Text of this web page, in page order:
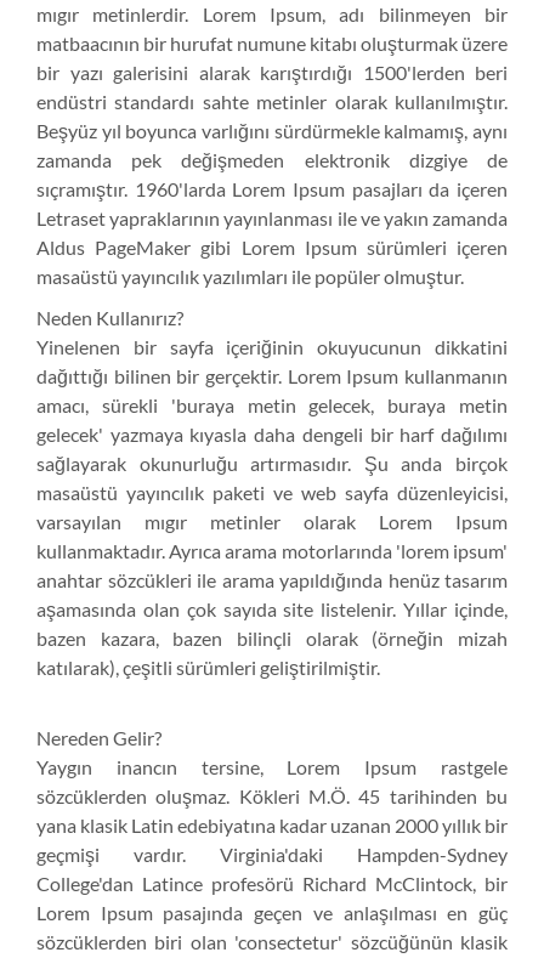
mıgır metinlerdir. Lorem Ipsum, adı bilinmeyen bir
matbaacının bir hurufat numune kitabı oluşturmak üzere
bir yazı galerisini alarak karıştırdığı 1500'lerden beri
endüstri standardı sahte metinler olarak kullanılmıştır.
Beşyüz yıl boyunca varlığını sürdürmekle kalmamış, aynı
zamanda pek değişmeden elektronik dizgiye de
sıçramıştır. 1960'larda Lorem Ipsum pasajları da içeren
Letraset yapraklarının yayınlanması ile ve yakın zamanda
Aldus PageMaker gibi Lorem Ipsum sürümleri içeren
masaüstü yayıncılık yazılımları ile popüler olmuştur.
Neden Kullanırız?
Yinelenen bir sayfa içeriğinin okuyucunun dikkatini
dağıttığı bilinen bir gerçektir. Lorem Ipsum kullanmanın
amacı, sürekli 'buraya metin gelecek, buraya metin
gelecek' yazmaya kıyasla daha dengeli bir harf dağılımı
sağlayarak okunurluğu artırmasıdır. Şu anda birçok
masaüstü yayıncılık paketi ve web sayfa düzenleyicisi,
varsayılan mıgır metinler olarak Lorem Ipsum
kullanmaktadır. Ayrıca arama motorlarında 'lorem ipsum'
anahtar sözcükleri ile arama yapıldığında henüz tasarım
aşamasında olan çok sayıda site listelenir. Yıllar içinde,
bazen kazara, bazen bilinçli olarak (örneğin mizah
katılarak), çeşitli sürümleri geliştirilmiştir.
Nereden Gelir?
Yaygın inancın tersine, Lorem Ipsum rastgele
sözcüklerden oluşmaz. Kökleri M.Ö. 45 tarihinden bu
yana klasik Latin edebiyatına kadar uzanan 2000 yıllık bir
geçmişi vardır. Virginia'daki Hampden-Sydney
College'dan Latince profesörü Richard McClintock, bir
Lorem Ipsum pasajında geçen ve anlaşılması en güç
sözcüklerden biri olan 'consectetur' sözcüğünün klasik